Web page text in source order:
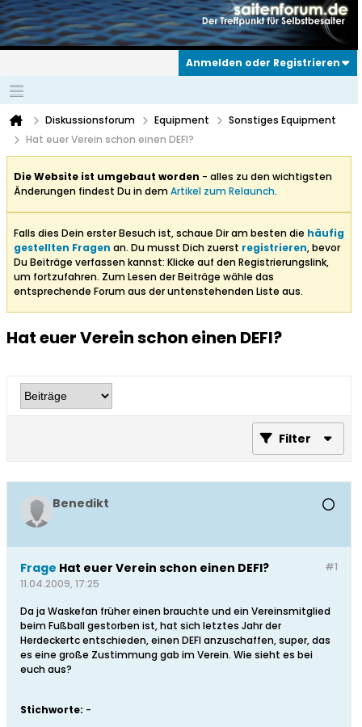
Anmelden oder Registrieren
Diskussionsforum Equipment
Sonstiges Equipment
Hat euer Verein schon einen DEFI?
Die Website ist umgebaut worden - alles zu den wichtigsten
Änderungen findest Du in demArtikel zum Relaunch.
Falls dies Dein erster Besuch ist, schaue Dir am besten die häufig
gestellten Fragen an. Du musst Dich zuerst registrieren, bevor
Du Beiträge verfassen kannst: Klicke auf den Registrierungslink,
um fortzufahren. Zum Lesen der Beiträge wähle das
entsprechende Forum aus der untenstehenden Liste aus.
Hat euer Verein schon einen DEFI?
Filter
Benedikt
#1
Frage Hat euer Verein schon einen DEFI?
11.04.2009, 17:25
Da ja Waskefan früher einen brauchte und ein Vereinsmitglied
beim Fußball gestorben ist, hat sich letztes Jahr der
Herdeckertc entschieden, einen DEFI anzuschaffen, super, das
es eine große Zustimmung gab im Verein. Wie sieht es bei
euch aus?
Stichworte: -